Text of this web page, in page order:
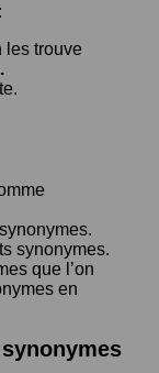
les trouve
synonymes.
que l’on
en